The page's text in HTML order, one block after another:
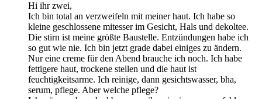
Hi ihr zwei,
Ich bin total an verzweifeln mit meiner haut. Ich habe so
kleine geschlossene mitesser im Gesicht, Hals und dekoltee.
Die stirn ist meine größte Baustelle. Entzündungen habe ich
so gut wie nie. Ich bin jetzt grade dabei einiges zu ändern.
Nur eine creme für den Abend brauche ich noch. Ich habe
fettigere haut, trockene stellen und die haut ist
feuchtigkeitsarme. Ich reinige, dann gesichtswasser, bha,
serum, pflege. Aber welche pflege?